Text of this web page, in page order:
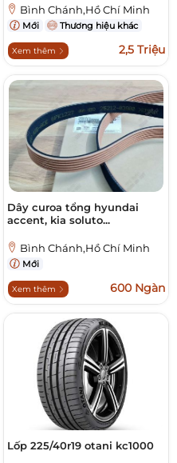
Bình Chánh,Hồ Chí Minh
Mới Thương hiệu khác
Xem thêm 2,5 Triệu
Dây curoa tổng hyundai
accent, kia soluto...
Bình Chánh,Hồ Chí Minh
Mới
Xem thêm 600 Ngàn
Lốp 225/40r19 otani kc1000